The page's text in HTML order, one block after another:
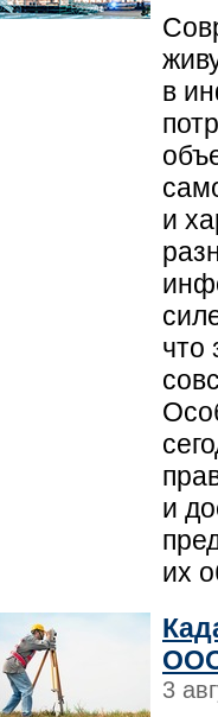
в
и
что
и
их
3